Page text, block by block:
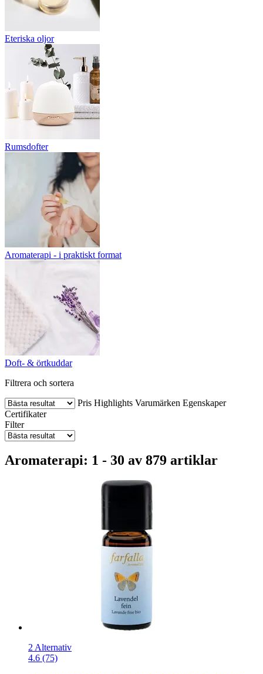
Eteriska oljor
Rumsdofter
Aromaterapi - i praktiskt format
Doft- & örtkuddar
Filtrera och sortera
Pris Highlights Varumärken Egenskaper
Certifikater
Filter
Aromaterapi: 1 - 30 av 879 artiklar
2 Alternativ
4.6 (75)